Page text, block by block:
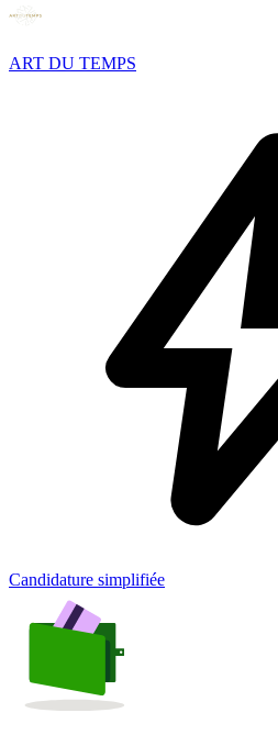
ART DU TEMPS
Candidature simplifiée